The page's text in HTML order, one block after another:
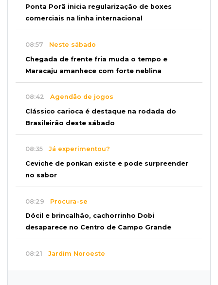
Ponta Porã inicia regularização de boxes
comerciais na linha internacional
08:57 Neste sábado
Chegada de frente fria muda o tempo e
Maracaju amanhece com forte neblina
08:42 Agendão de jogos
Clássico carioca é destaque na rodada do
Brasileirão deste sábado
08:35 Já experimentou?
Ceviche de ponkan existe e pode surpreender
no sabor
08:29 Procura-se
Dócil e brincalhão, cachorrinho Dobi
desaparece no Centro de Campo Grande
08:21 Jardim Noroeste